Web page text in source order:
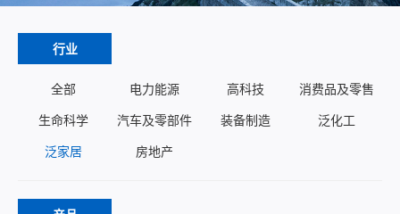
行业
全部 电力能源 高科技
消费品及零售
生命科学
汽车及零部件 装备制造
泛化工
泛家居
房地产